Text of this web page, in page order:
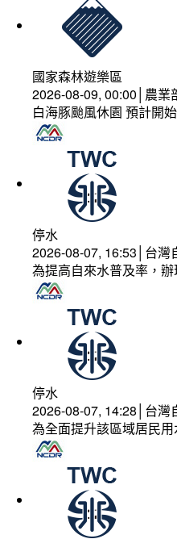
國家森林遊樂區
2026-08-09, 00:00│農業
白海豚颱風休園 預計開
停水
2026-08-07, 16:53│台灣
為提高自來水普及率，
停水
2026-08-07, 14:28│台灣
為全面提升該區域居民